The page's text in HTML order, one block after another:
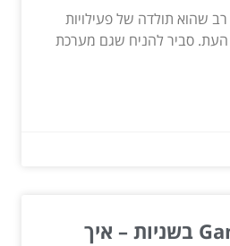
שהוא תולדה של פעילויות
העת. סביר להניח שגם מערכת
אומנות ה-Gaming בשניות – איך